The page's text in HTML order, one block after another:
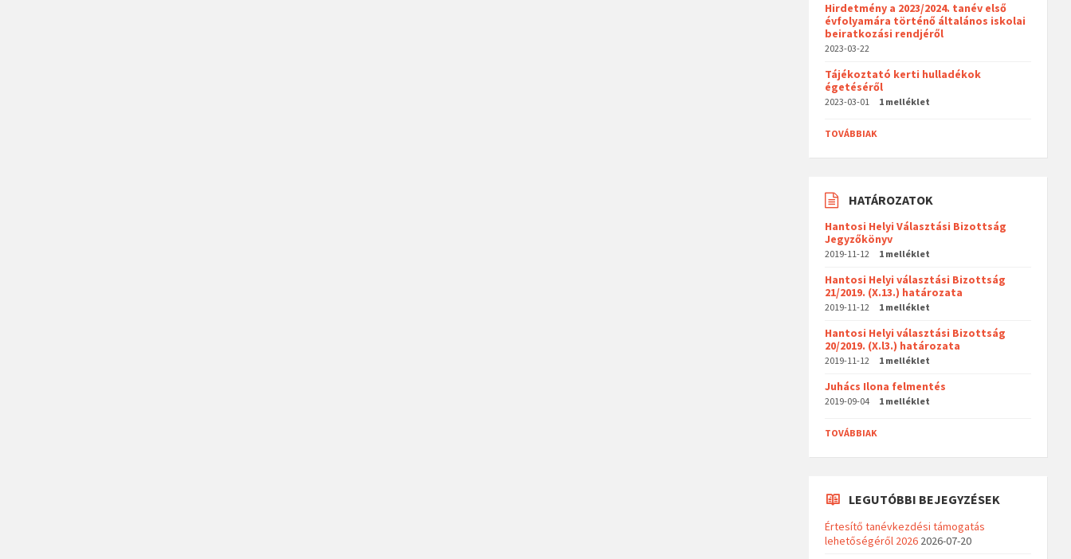
Hirdetmény a 2023/2024. tanév első
évfolyamára történő általános iskolai
beiratkozási rendjéről
2023-03-22
Tájékoztató kerti hulladékok
égetéséről
2023-03-01 1 melléklet
TOVÁBBIAK
HATÁROZATOK
Hantosi Helyi Választási Bizottság
Jegyzőkönyv
2019-11-12 1 melléklet
Hantosi Helyi választási Bizottság
21/2019. (X.13.) határozata
2019-11-12 1 melléklet
Hantosi Helyi választási Bizottság
20/2019. (X.l3.) határozata
2019-11-12 1 melléklet
Juhács Ilona felmentés
2019-09-04 1 melléklet
TOVÁBBIAK
LEGUTÓBBI BEJEGYZÉSEK
Értesítő tanévkezdési támogatás
lehetőségéről 2026 2026-07-20